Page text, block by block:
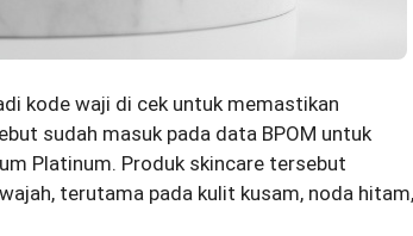
kode waji di cek untuk memastikan
sudah masuk pada data BPOM untuk
Platinum. Produk skincare tersebut
terutama pada kulit kusam, noda hitam,